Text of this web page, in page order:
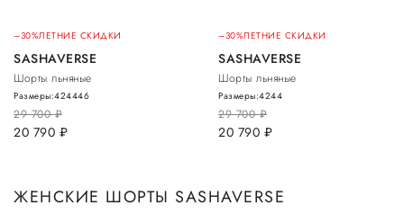
–30%ЛЕТНИЕ СКИДКИ
SASHAVERSE
Шорты льняные
29 700руб.
20 790 руб.
Размеры:424446
–30%ЛЕТНИЕ СКИДКИ
SASHAVERSE
Шорты льняные
29 700руб.
20 790 руб.
Размеры:4244
ЖЕНСКИЕ ШОРТЫ SASHAVERSE